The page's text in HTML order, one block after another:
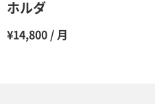
ホルダ
¥14,800 / 月